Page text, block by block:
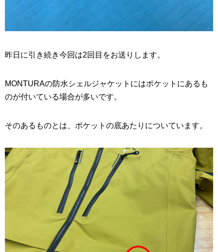
昨日に引き続き今回は2回目をお送りします。
MONTURAの防水シェルジャケットにはポケットにあるも
のが付いている場合が多いです。
そのあるものとは、ポケットの底あたりについています。